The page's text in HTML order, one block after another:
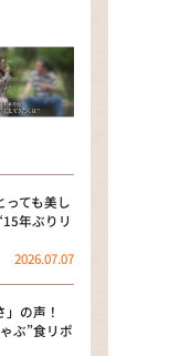
ーズン２
正義の
～
！
っても美し
年ぶりリ
2026.07.07
の声！
ぶ”食リポ